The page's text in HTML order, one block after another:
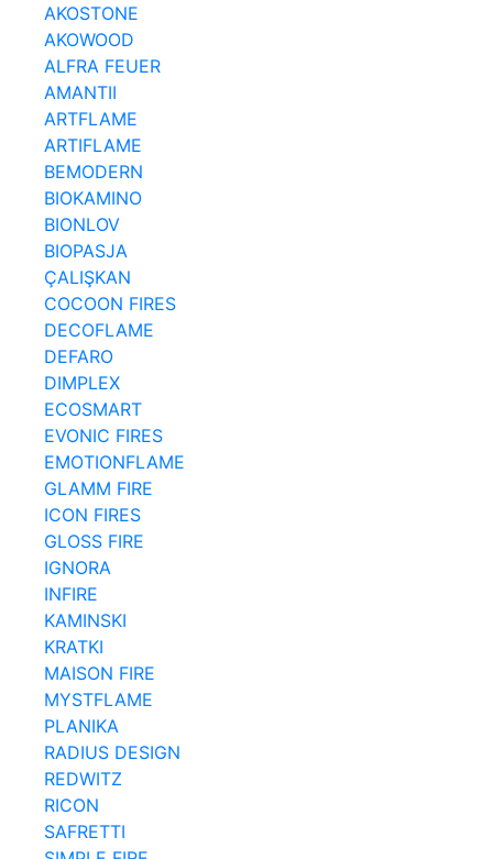
AKOSTONE
AKOWOOD
ALFRA FEUER
AMANTII
ARTFLAME
ARTIFLAME
BEMODERN
BIOKAMINO
BIONLOV
BIOPASJA
ÇALIŞKAN
COCOON FIRES
DECOFLAME
DEFARO
DIMPLEX
ECOSMART
EVONIC FIRES
EMOTIONFLAME
GLAMM FIRE
ICON FIRES
GLOSS FIRE
IGNORA
INFIRE
KAMINSKI
KRATKI
MAISON FIRE
MYSTFLAME
PLANIKA
RADIUS DESIGN
REDWITZ
RICON
SAFRETTI